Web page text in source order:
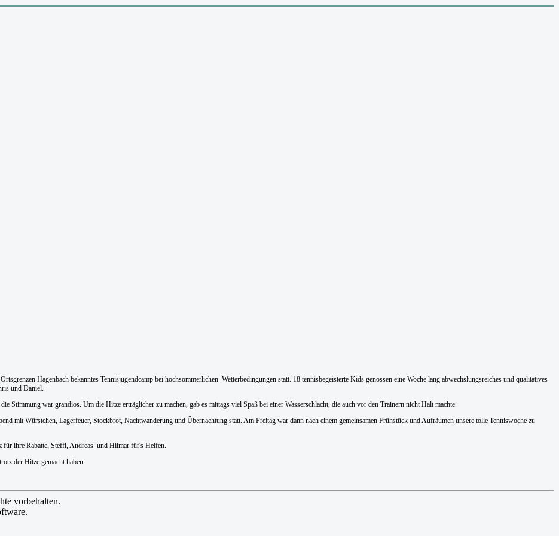
Hagenbach bekanntes Tennisjugendcamp bei hochsommerlichen Wetterbedingungen statt. 18 tennisbegeisterte Kids genossen eine Woche lang abwechslungsreiches und qualitatives
und Daniel.
Stimmung war grandios. Um die Hitze erträglicher zu machen, gab es mittags viel Spaß bei einer Wasserschlacht, die auch vor den Trainern nicht Halt machte.
mit Würstchen, Lagerfeuer, Stockbrot, Nachtwanderung und Übernachtung statt. Am Freitag war dann nach einem gemeinsamen Frühstück und Aufräumen unsere tolle Tenniswoche zu
ihre Rabatte, Steffi, Andreas und Hilmar für's Helfen.
der Hitze gemacht haben.
vorbehalten.